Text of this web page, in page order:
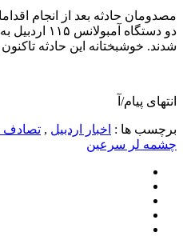
مصدومان حادثه بعد از انجام
دو دستگاه
شدند. خوشبختانه این حادثه
انتهای پیام/آ
برچسب ها : اخبار اردبیل , تصادف
چشمه لر سرعین